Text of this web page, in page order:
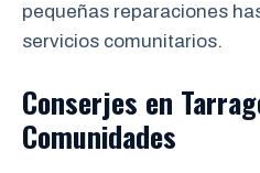
pequeñas reparaciones
servicios comunitarios.
Conserjes en
Comunidades